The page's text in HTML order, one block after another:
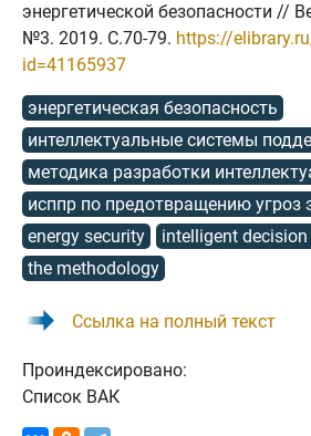
энергетической безопасности //
№3. 2019. C.70-79. https://
id=41165937
энергетическая безопасность
интеллектуальные системы
методика разработки
исппр по предотвращению угроз
energy security
intelligent
the methodology
Ссылка на полный текст
Проиндексировано:
Список ВАК